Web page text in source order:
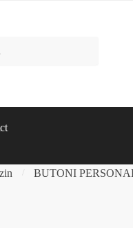
/ BUTONI